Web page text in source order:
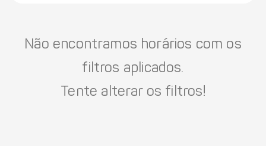
Não encontramos horários com os
filtros aplicados.
Tente alterar os filtros!